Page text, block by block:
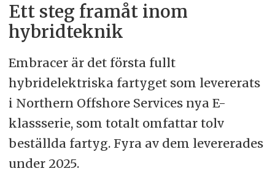
Ett steg framåt inom
hybridteknik
Embracer är det första fullt
hybridelektriska fartyget som levererats
i Northern Offshore Services nya E-
klassserie, som totalt omfattar tolv
beställda fartyg. Fyra av dem levererades
under 2025.